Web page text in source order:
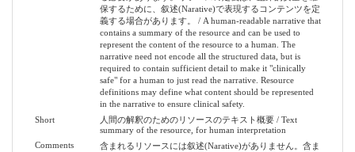
保するために、叙述(Narative)で表現するコンテンツを定
義する場合があります。 / A human-readable narrative that
contains a summary of the resource and can be used to
represent the content of the resource to a human. The
narrative need not encode all the structured data, but is
required to contain sufficient detail to make it "clinically
safe" for a human to just read the narrative. Resource
definitions may define what content should be represented
in the narrative to ensure clinical safety.
Short
人間の解釈のためのリソースのテキスト概要 / Text
summary of the resource, for human interpretation
Comments
含まれるリソースには叙述(Narative)がありません。含ま